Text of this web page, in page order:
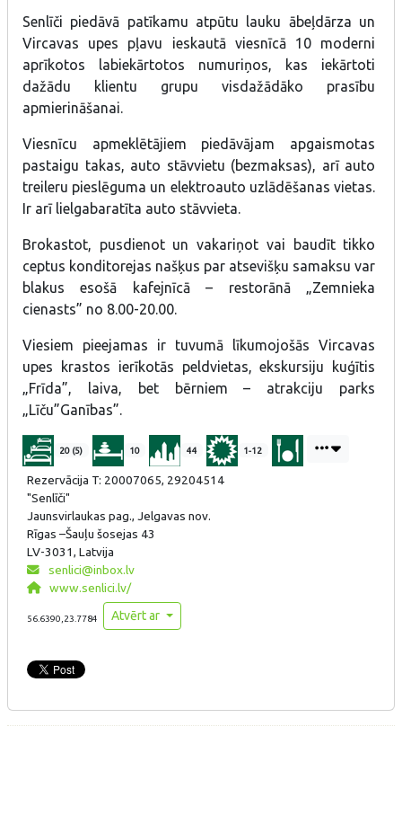
Ir pasūtīts projekts par papildus saules parka izveidi
(applūstošās teritorijas), viesu namā visur uzlikti kustību sensori.
Senlīči piedāvā patīkamu atpūtu lauku ābeļdārza un
Vircavas upes pļavu ieskautā viesnīcā 10 moderni
aprīkotos labiekārtotos numuriņos, kas iekārtoti
dažādu klientu grupu visdažādāko prasību
apmierināšanai.
Viesnīcu apmeklētājiem piedāvājam apgaismotas
pastaigu takas, auto stāvvietu (bezmaksas), arī auto
treileru pieslēguma un elektroauto uzlādēšanas vietas.
Ir arī lielgabaratīta auto stāvvieta.
Brokastot, pusdienot un vakariņot vai baudīt tikko
ceptus konditorejas našķus par atsevišķu samaksu var
blakus esošā kafejnīcā – restorānā „Zemnieka
cienasts” no 8.00-20.00.
Viesiem pieejamas ir tuvumā līkumojošās Vircavas
upes krastos ierīkotās peldvietas, ekskursiju kuģītis
„Frīda”, laiva, bet bērniem – atrakciju parks
„Līču”Ganības”.
20 (5) 10 44 1-12
Rezervācija T: 20007065, 29204514
"Senlīči"
Jaunsvirlaukas pag., Jelgavas nov.
Rīgas –Šauļu šosejas 43
LV-3031, Latvija
senlici@inbox.lv
www.senlici.lv/
56.6390,23.7784 Atvērt ar